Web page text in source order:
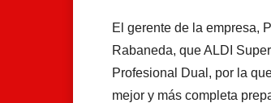
El gerente de la empresa,
Rabaneda, que ALDI
Profesional Dual, por la
mejor y más completa